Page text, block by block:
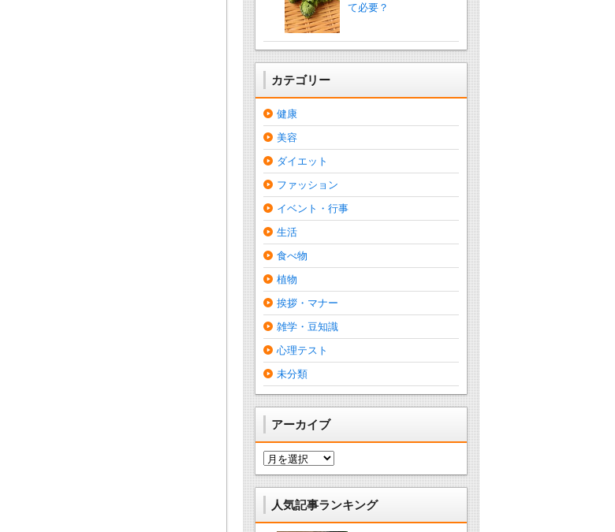
て必要？
カテゴリー
健康
美容
ダイエット
ファッション
イベント・行事
生活
食べ物
植物
挨拶・マナー
雑学・豆知識
心理テスト
未分類
アーカイブ
ア
ー
カ
ブ
人気記事ランキング